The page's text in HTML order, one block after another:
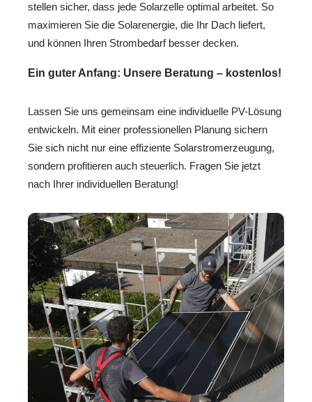
stellen sicher, dass jede Solarzelle optimal arbeitet. So
maximieren Sie die Solarenergie, die Ihr Dach liefert,
und können Ihren Strombedarf besser decken.
Ein guter Anfang: Unsere Beratung – kostenlos!
Lassen Sie uns gemeinsam eine individuelle PV-Lösung
entwickeln. Mit einer professionellen Planung sichern
Sie sich nicht nur eine effiziente Solarstromerzeugung,
sondern profitieren auch steuerlich. Fragen Sie jetzt
nach Ihrer individuellen Beratung!